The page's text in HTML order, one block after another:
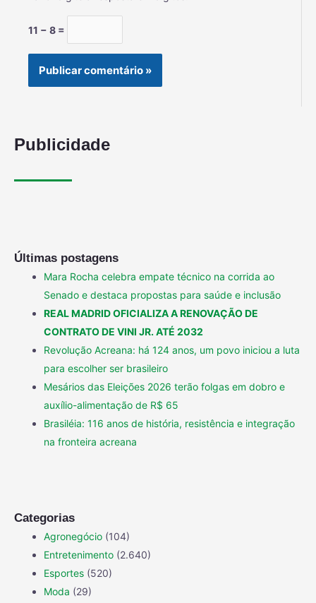
11 − 8 =
Publicidade
Últimas postagens
Mara Rocha celebra empate técnico na corrida ao
Senado e destaca propostas para saúde e inclusão
REAL MADRID OFICIALIZA A RENOVAÇÃO DE
CONTRATO DE VINI JR. ATÉ 2032
Revolução Acreana: há 124 anos, um povo iniciou a luta
para escolher ser brasileiro
Mesários das Eleições 2026 terão folgas em dobro e
auxílio-alimentação de R$ 65
Brasiléia: 116 anos de história, resistência e integração
na fronteira acreana
Categorias
Agronegócio (104)
Entretenimento (2.640)
Esportes (520)
Moda (29)